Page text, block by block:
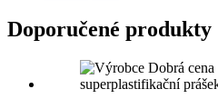
Doporučené produkty